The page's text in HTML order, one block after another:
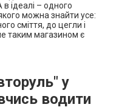
в ідеалі – одного
можна знайти усе:
сміття, до цегли і
таким магазином є
у
водити